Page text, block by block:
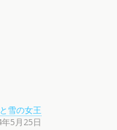
雪の女王
5月25日